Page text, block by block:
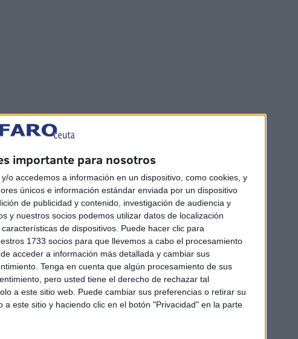
importante para nosotros
o accedemos a información en un dispositivo, como cookies, y
únicos e información estándar enviada por un dispositivo
de publicidad y contenido, investigación de audiencia y
y nuestros socios podemos utilizar datos de localización
de dispositivos. Puede hacer clic para
1733 socios para que llevemos a cabo el procesamiento
acceder a información más detallada y cambiar sus
Tenga en cuenta que algún procesamiento de sus
pero usted tiene el derecho de rechazar tal
a este sitio web. Puede cambiar sus preferencias o retirar su
este sitio y haciendo clic en el botón "Privacidad" en la parte